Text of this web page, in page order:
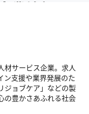
材サービス企業。求人
ン支援や業界発展のた
ジョブケア」などの製
の豊かさあふれる社会